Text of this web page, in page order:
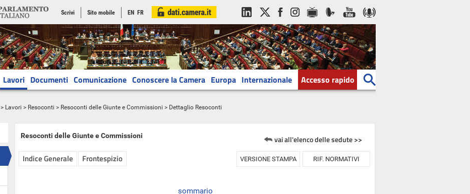
Scrivi Sito mobile EN FR
Lavori Documenti Comunicazione Conoscere la Camera Europa Internazionale Accesso rapido
> Lavori > Resoconti > Resoconti delle Giunte e Commissioni > Dettaglio Resoconti
Resoconti delle Giunte e Commissioni vai all'elenco delle sedute >>
Indice Generale Frontespizio VERSIONE STAMPA RIF. NORMATIVI
sommario